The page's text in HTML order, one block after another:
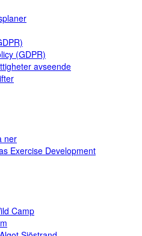
(GDPR)
avseende
ner
Exercise Development
Camp